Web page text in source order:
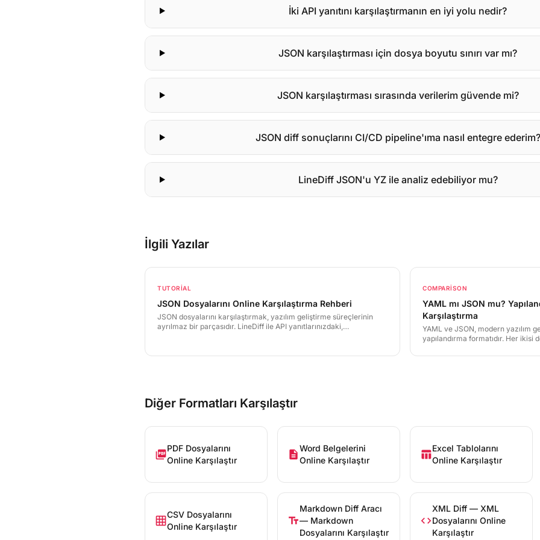
İki API yanıtını karşılaştırmanın en iyi yolu nedir?
JSON karşılaştırması için dosya boyutu sınırı var mı?
JSON karşılaştırması sırasında verilerim güvende mi?
JSON diff sonuçlarını CI/CD pipeline'ıma nasıl entegre ederim?
LineDiff JSON'u YZ ile analiz edebiliyor mu?
İlgili Yazılar
TUTORIAL
JSON Dosyalarını Online Karşılaştırma Rehberi
JSON dosyalarını karşılaştırmak, yazılım geliştirme süreçlerinin
ayrılmaz bir parçasıdır. LineDiff ile API yanıtlarınızdaki,
karşılaştırmanın tüm inceliklerini öğreneceksiniz.
COMPARISON
YAML mı JSON mu?
Karşılaştırma
YAML ve JSON, modern yazılım
yapılandırma formatıdır. Her ikisi
LineDiff ile her ikisini nasıl etkili
Diğer Formatları Karşılaştır
picture_as_pdf
PDF Dosyalarını
Online Karşılaştır
description
Word Belgelerini
Online Karşılaştır
table_chart
Excel Tablolarını
Online Karşılaştır
grid_on
CSV Dosyalarını
Online Karşılaştır
text_fields
Markdown Diff Aracı
— Markdown
Dosyalarını Karşılaştır
code
XML Diff — XML
Dosyalarını Online
Karşılaştır